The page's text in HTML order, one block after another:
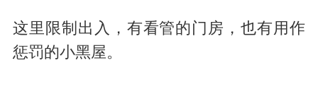
这里限制出入，有看管的门房，也有用作
惩罚的小黑屋。